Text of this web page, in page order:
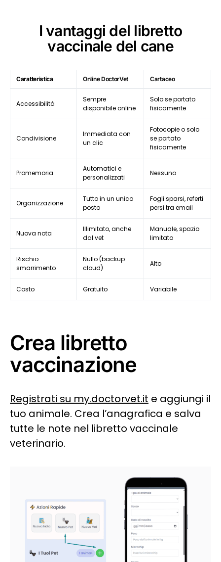
I vantaggi del libretto
vaccinale del cane
Caratteristica Online DoctorVet Cartaceo
Accessibilità
Sempre
disponibile online
Solo se portato
fisicamente
Condivisione
Immediata con
un clic
Fotocopie o solo
se portato
fisicamente
Promemoria
Automatici e
personalizzati
Nessuno
Organizzazione
Tutto in un unico
posto
Fogli sparsi, referti
persi tra email
Nuova nota
Illimitato, anche
dal vet
Manuale, spazio
limitato
Rischio
smarrimento
Nullo (backup
cloud)
Alto
Costo Gratuito Variabile
Crea libretto
vaccinazione
Registrati su my.doctorvet.it e aggiungi il
tuo animale. Crea l’anagrafica e salva
tutte le note nel libretto vaccinale
veterinario.